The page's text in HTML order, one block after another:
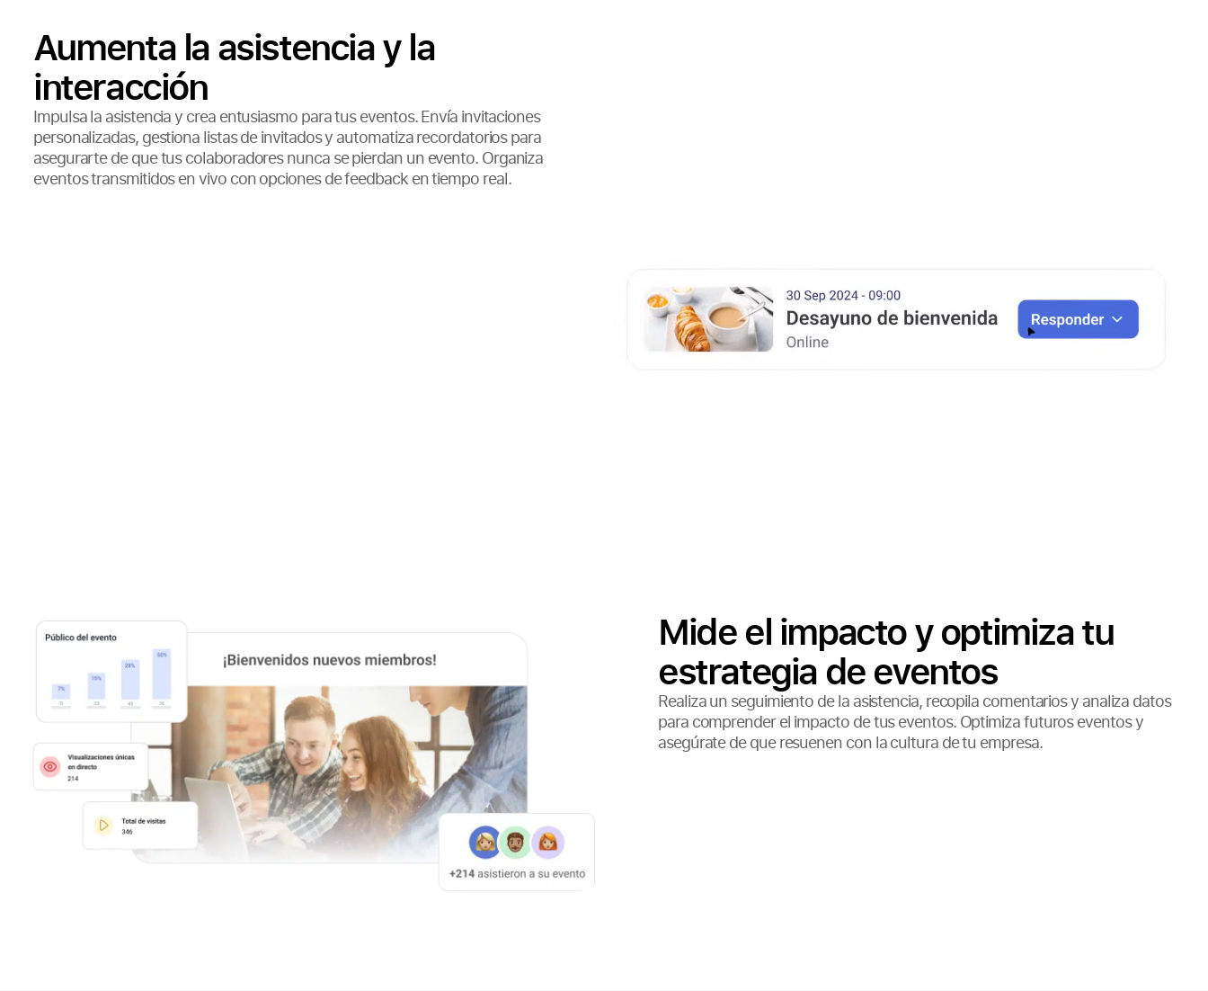
Aumenta la asistencia y la
interacción
Impulsa la asistencia y crea entusiasmo para tus eventos. Envía invitaciones
personalizadas, gestiona listas de invitados y automatiza recordatorios para
asegurarte de que tus colaboradores nunca se pierdan un evento. Organiza
eventos transmitidos en vivo con opciones de feedback en tiempo real.
Mide el impacto y optimiza tu
estrategia de eventos
Realiza un seguimiento de la asistencia, recopila comentarios y analiza datos
para comprender el impacto de tus eventos. Optimiza futuros eventos y
asegúrate de que resuenen con la cultura de tu empresa.